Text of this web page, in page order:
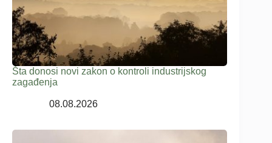
Šta donosi novi zakon o kontroli industrijskog
zagađenja
08.08.2026